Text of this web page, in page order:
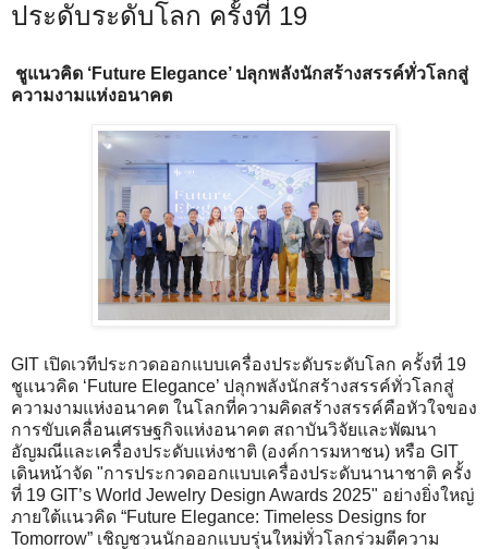
ประดับระดับโลก ครั้งที่ 19
ชูแนวคิด ‘Future Elegance’ ปลุกพลังนักสร้างสรรค์ทั่วโลกสู่
ความงามแห่งอนาคต
GIT เปิดเวทีประกวดออกแบบเครื่องประดับระดับโลก ครั้งที่ 19
ชูแนวคิด ‘Future Elegance’ ปลุกพลังนักสร้างสรรค์ทั่วโลกสู่
ความงามแห่งอนาคต ในโลกที่ความคิดสร้างสรรค์คือหัวใจของ
การขับเคลื่อนเศรษฐกิจแห่งอนาคต สถาบันวิจัยและพัฒนา
อัญมณีและเครื่องประดับแห่งชาติ (องค์การมหาชน) หรือ GIT
เดินหน้าจัด "การประกวดออกแบบเครื่องประดับนานาชาติ ครั้ง
ที่ 19 GIT’s World Jewelry Design Awards 2025" อย่างยิ่งใหญ่
ภายใต้แนวคิด “Future Elegance: Timeless Designs for
Tomorrow” เชิญชวนนักออกแบบรุ่นใหม่ทั่วโลกร่วมตีความ